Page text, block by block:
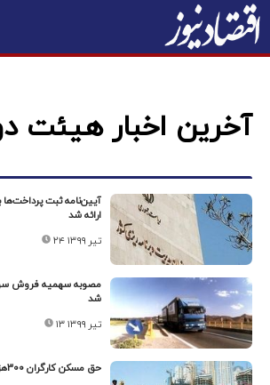
آخرین اخبار هیئت
آیین‌نامه ثبت
ارائه شد
۲۴ تیر ۱۳۹۹
مصوبه سهمیه فروش
شد
۱۳ تیر ۱۳۹۹
حق مسکن کارگران ۳۰۰هزار تومان شد